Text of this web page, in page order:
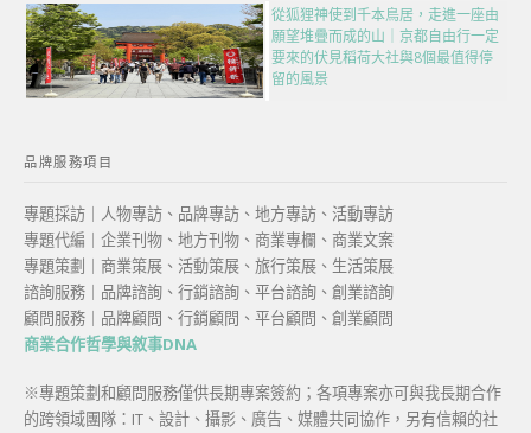
從狐狸神使到千本鳥居，走進一座由
願望堆疊而成的山｜京都自由行一定
要來的伏見稻荷大社與8個最值得停
留的風景
品牌服務項目
專題採訪｜人物專訪、品牌專訪、地方專訪、活動專訪
專題代編｜企業刊物、地方刊物、商業專欄、商業文案
專題策劃｜商業策展、活動策展、旅行策展、生活策展
諮詢服務｜品牌諮詢、行銷諮詢、平台諮詢、創業諮詢
顧問服務｜品牌顧問、行銷顧問、平台顧問、創業顧問
商業合作哲學與敘事DNA
※專題策劃和顧問服務僅供長期專案簽約；各項專案亦可與我長期合作
的跨領域團隊：IT、設計、攝影、廣告、媒體共同協作，另有信賴的社